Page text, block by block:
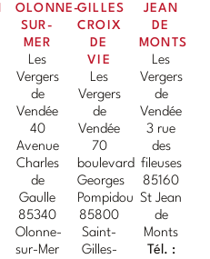
OLONNE-
SUR-
MER
Les
Vergers
de
Vendée
40
Avenue
Charles
de
Gaulle
85340
Olonne-
sur-Mer
GILLES
CROIX
DE
VIE
Les
Vergers
de
Vendée
70
boulevard
Georges
Pompidou
85800
Saint-
Gilles-
JEAN
DE
MONTS
Les
Vergers
de
Vendée
3 rue
des
fileuses
85160
St Jean
de
Monts
Tél. :